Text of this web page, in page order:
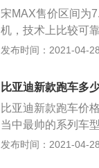
宋MAX售价区间为
机，技术上比较可
整个前排布局更为
控制系统、HHC坡
以及EPB电子驻车
的“DragonFace”前
睛，镀铬亮饰条与
发布时间：2021-04-
比亚迪新款跑车多
比亚迪新款跑车价
当中最帅的系列车
融入中华“汉”元素
发布时间：2021-04-